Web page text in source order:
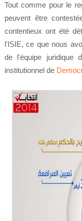
Tout comme pour le
peuvent être
contentieux ont été
l'ISIE, ce que nous
de l'équipe juridique
institutionnel de